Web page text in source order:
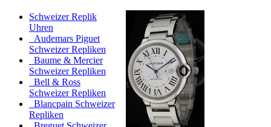
Schweizer Replik
Uhren
Audemars Piguet
Schweizer Repliken
Baume & Mercier
Schweizer Repliken
Bell & Ross
Schweizer Repliken
Blancpain Schweizer
Repliken